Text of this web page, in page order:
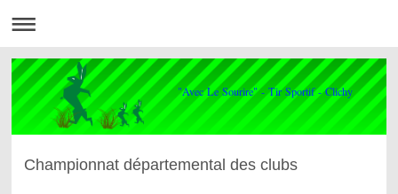
"Avec Le Sourire" - Tir Sportif - Clichy
Championnat départemental des clubs